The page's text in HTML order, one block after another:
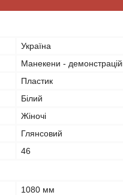
Україна
Манекени -
Пластик
Білий
Жіночі
Глянсовий
46
1080 мм